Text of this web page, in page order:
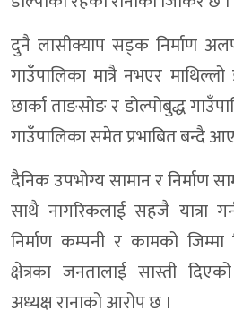
दुनै लासीक्याप सड्क निर्माण
गाउँपालिका मात्रै नभएर
छार्का ताङसोङ र डोल्पोबुद्ध
गाउँपालिका समेत प्रभाबित बन्दै
दैनिक उपभोग्य सामान र निर्माण
साथै नागरिकलाई सहजै यात्रा
निर्माण कम्पनी र कामको
क्षेत्रका जनतालाई सास्ती
अध्यक्ष रानाको आरोप छ ।